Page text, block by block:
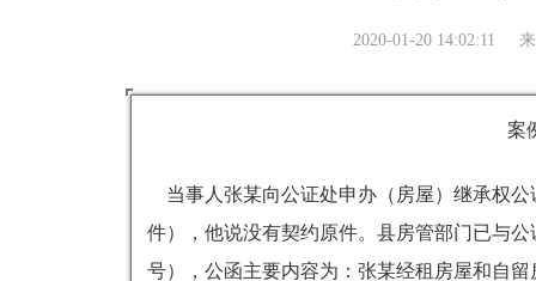
2020-01-20 14:02:11
案
当事人张某向公证处申办（房屋）继承权公
件），他说没有契约原件。县房管部门已与
号），公函主要内容为：张某经租房屋和自